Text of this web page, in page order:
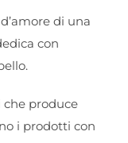
di una
con
che produce
i prodotti con